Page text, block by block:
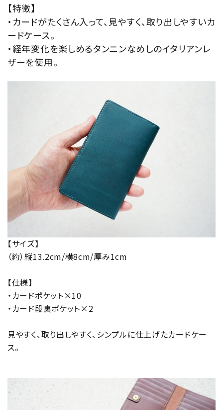
【特徴】
・カードがたくさん入って、見やすく、取り出しやすいカ
ードケース。
・経年変化を楽しめるタンニンなめしのイタリアンレ
ザーを使用。
【サイズ】
（約）縦13.2cm/横8cm/厚み1cm
【仕様】
・カードポケット×10
・カード段裏ポケット×2
見やすく、取り出しやすく、シンプルに仕上げたカードケー
ス。